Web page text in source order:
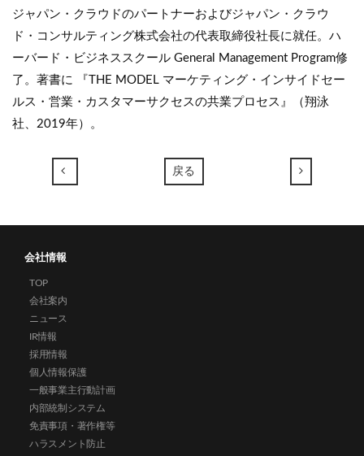
ジャパン・クラウドのパートナーおよびジャパン・クラウ
ド・コンサルティング株式会社の代表取締役社長に就任。ハ
ーバード・ビジネススクール General Management Program修
了。著書に 『THE MODEL マーケティング・インサイドセー
ルス・営業・カスタマーサクセスの共業プロセス』（翔泳
社、2019年）。
戻る →
会社情報
TOP
会社案内
ニュース
IR情報
採用情報
個人情報保護
一般事業主行動計画
内部統制システム
免責事項・著作権等
ハラスメント防止